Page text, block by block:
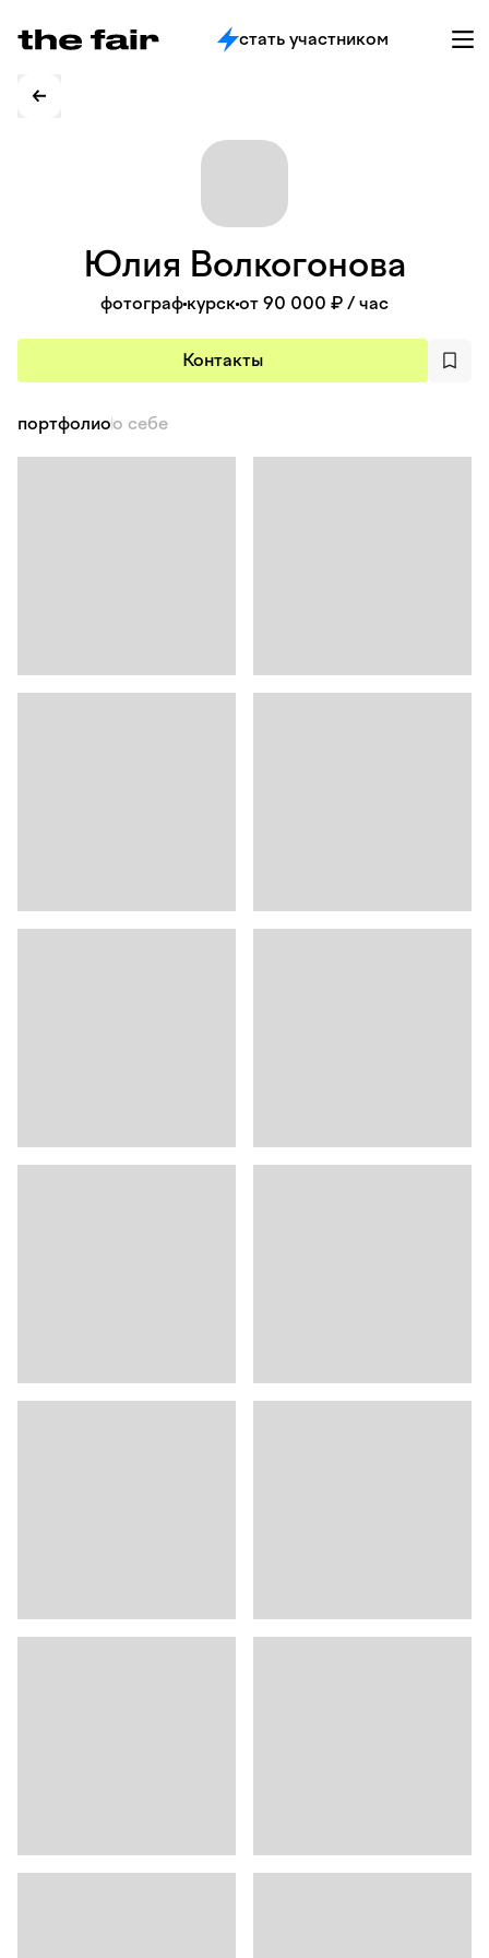
стать участником
Юлия Волкогонова
фотограф курскот 90 000 ₽ / час
Контакты
портфолиоо себе